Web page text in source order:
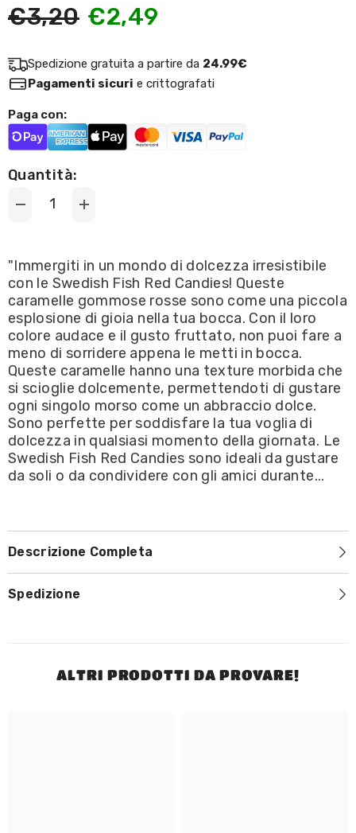
€3,20 €2,49
Spedizione gratuita a partire da 24.99€
Pagamenti sicuri e crittografati
Paga con:
Quantità:
Decrease
Red
Candies
Caramelle
Gommose
88g
Increase
Fish
Red
Candies
Caramelle
Gommose
"Immergiti in un mondo di dolcezza irresistibile
con le Swedish Fish Red Candies! Queste
caramelle gommose rosse sono come una piccola
esplosione di gioia nella tua bocca. Con il loro
colore audace e il gusto fruttato, non puoi fare a
meno di sorridere appena le metti in bocca.
Queste caramelle hanno una texture morbida che
si scioglie dolcemente, permettendoti di gustare
ogni singolo morso come un abbraccio dolce.
Sono perfette per soddisfare la tua voglia di
dolcezza in qualsiasi momento della giornata. Le
Swedish Fish Red Candies sono ideali da gustare
da soli o da condividere con gli amici durante...
Descrizione Completa
Spedizione
ALTRI PRODOTTI DA PROVARE!